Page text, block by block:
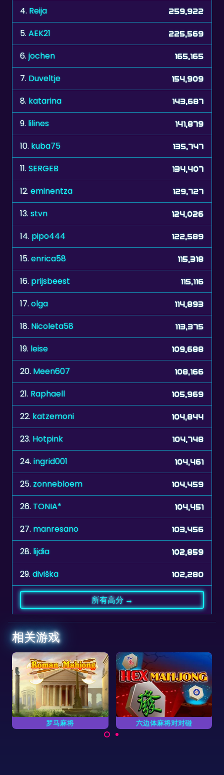
4. Reija 259,922
5.AEK21 225,569
6.jochen 165,165
7. Duveltje 154,909
8. katarina 143,687
9. lilines 141,879
10. kuba75 135,747
11.SERGEB 134,407
12.eminentza 129,727
13.stvn 124,026
14. pipo444 122,589
15.enrica58 115,318
16. prijsbeest 115,116
17.olga 114,893
18. Nicoleta58 113,375
19. leise 109,688
20. Meen607 108,166
21. Raphaell 105,969
22. katzemoni 104,844
23. Hotpink 104,748
24.ingrid001 104,461
25.zonnebloem 104,459
26. TONIA* 104,451
27. manresano 103,456
28. lijdia 102,859
29.diviška 102,280
所有高分 →
相关游戏
六边体麻将对对碰 经典麻将游戏